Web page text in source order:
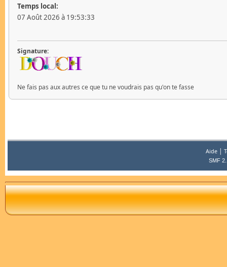
Temps local:
07 Août 2026 à 19:53:33
Signature:
Ne fais pas aux autres ce que tu ne voudrais pas qu'on te fasse
Aide|
SMF